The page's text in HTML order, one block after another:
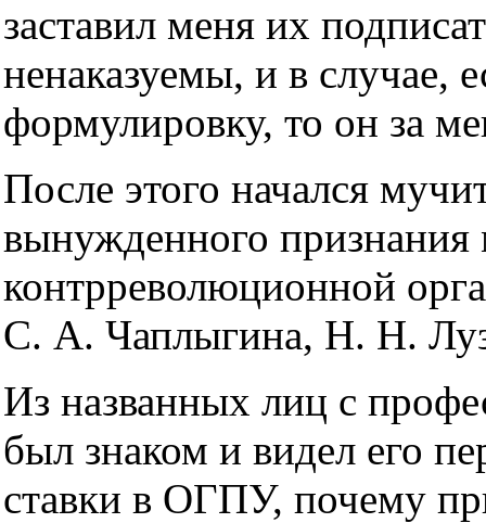
заставил меня их
ненаказуемы, и в случае,
формулировку, то он за
После этого начался
вынужденного признания
контрреволюционной
С. А. Чаплыгина, Н. Н.
Из названных лиц с
был знаком и видел его
ставки в ОГПУ, почему